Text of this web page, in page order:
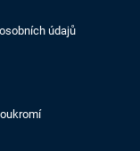
údajů